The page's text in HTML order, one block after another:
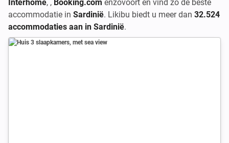
Interhome, , Booking.com enzovoort en vind zo de beste
accommodatie in Sardinië. Likibu biedt u meer dan 32.524
accommodaties aan in Sardinië.